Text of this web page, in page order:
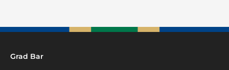
Grad Bar